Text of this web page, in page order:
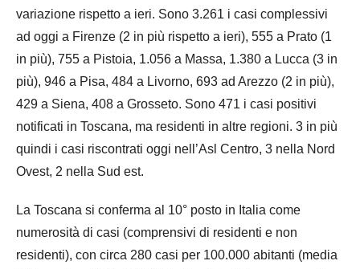
variazione rispetto a ieri. Sono 3.261 i casi complessivi
ad oggi a Firenze (2 in più rispetto a ieri), 555 a Prato (1
in più), 755 a Pistoia, 1.056 a Massa, 1.380 a Lucca (3 in
più), 946 a Pisa, 484 a Livorno, 693 ad Arezzo (2 in più),
429 a Siena, 408 a Grosseto. Sono 471 i casi positivi
notificati in Toscana, ma residenti in altre regioni. 3 in più
quindi i casi riscontrati oggi nell’Asl Centro, 3 nella Nord
Ovest, 2 nella Sud est.
La Toscana si conferma al 10° posto in Italia come
numerosità di casi (comprensivi di residenti e non
residenti), con circa 280 casi per 100.000 abitanti (media